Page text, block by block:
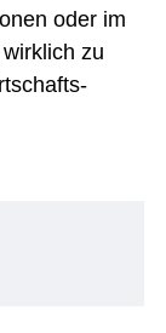
oder im
zu